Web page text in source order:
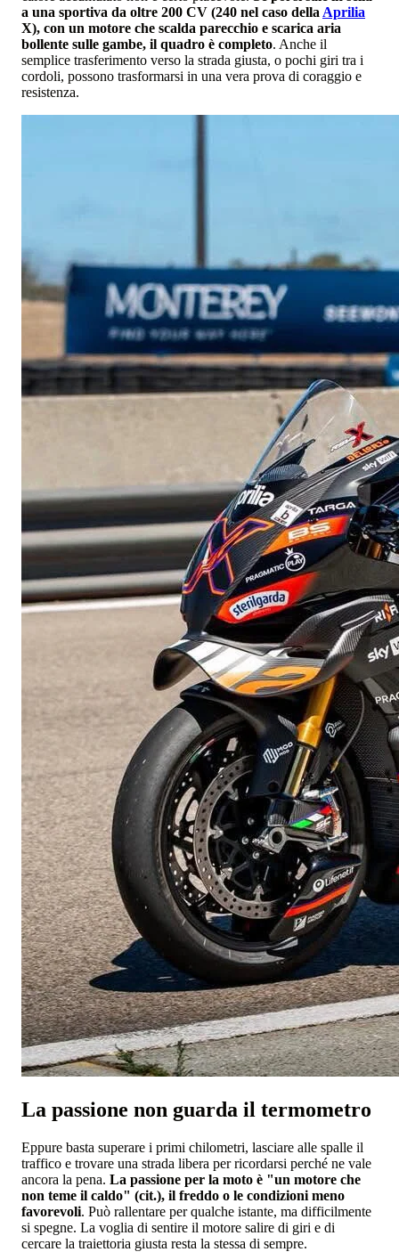
a una sportiva da oltre 200 CV (240 nel caso della Aprilia
X), con un motore che scalda parecchio e scarica aria
bollente sulle gambe, il quadro è completo. Anche il
semplice trasferimento verso la strada giusta, o pochi giri tra i
cordoli, possono trasformarsi in una vera prova di coraggio e
resistenza.
La passione non guarda il termometro
Eppure basta superare i primi chilometri, lasciare alle spalle il
traffico e trovare una strada libera per ricordarsi perché ne vale
ancora la pena. La passione per la moto è "un motore che
non teme il caldo" (cit.), il freddo o le condizioni meno
favorevoli. Può rallentare per qualche istante, ma difficilmente
si spegne. La voglia di sentire il motore salire di giri e di
cercare la traiettoria giusta resta la stessa di sempre.